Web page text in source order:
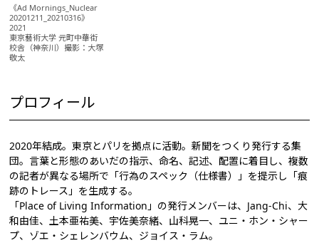
《Ad Mornings_Nuclear
20201211_20210316》
2021
東京藝術大学 元町中華街
校舎（神奈川）撮影：大塚
敬太
プロフィール
2020年結成。東京とパリを拠点に活動。新聞をつくり発行する集
団。言葉と形態のあいだの指示、命名、記述、配置に着目し、複数
の記者が異なる場所で「行為のスペック（仕様書）」を提示し「痕
跡のトレース」を生成する。
「Place of Living Information」の発行メンバーは、Jang-Chi、大
和由佳、土本亜祐美、宇佐美奈緒、山科晃一、ユニ・ホン・シャー
プ、ゾエ・シェレンバウム、ジョイス・ラム。